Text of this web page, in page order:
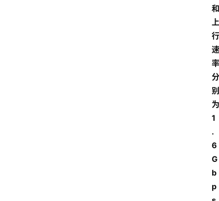
和
上
行
速
率
分
别
为
1
.
6
G
b
p